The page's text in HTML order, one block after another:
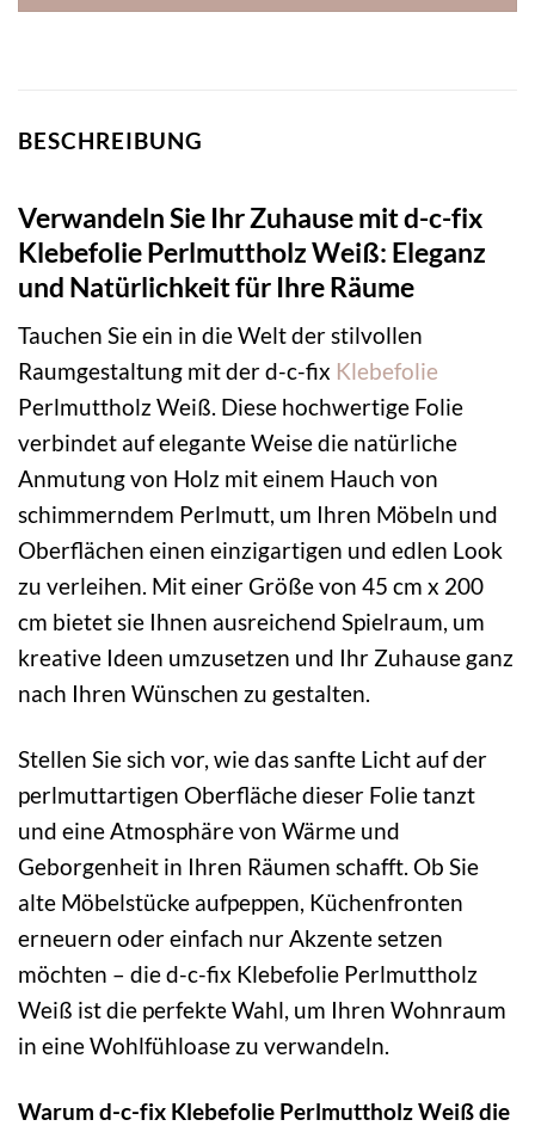
BESCHREIBUNG
Verwandeln Sie Ihr Zuhause mit d-c-fix
Klebefolie Perlmuttholz Weiß: Eleganz
und Natürlichkeit für Ihre Räume
Tauchen Sie ein in die Welt der stilvollen
Raumgestaltung mit der d-c-fix Klebefolie
Perlmuttholz Weiß. Diese hochwertige Folie
verbindet auf elegante Weise die natürliche
Anmutung von Holz mit einem Hauch von
schimmerndem Perlmutt, um Ihren Möbeln und
Oberflächen einen einzigartigen und edlen Look
zu verleihen. Mit einer Größe von 45 cm x 200
cm bietet sie Ihnen ausreichend Spielraum, um
kreative Ideen umzusetzen und Ihr Zuhause ganz
nach Ihren Wünschen zu gestalten.
Stellen Sie sich vor, wie das sanfte Licht auf der
perlmuttartigen Oberfläche dieser Folie tanzt
und eine Atmosphäre von Wärme und
Geborgenheit in Ihren Räumen schafft. Ob Sie
alte Möbelstücke aufpeppen, Küchenfronten
erneuern oder einfach nur Akzente setzen
möchten – die d-c-fix Klebefolie Perlmuttholz
Weiß ist die perfekte Wahl, um Ihren Wohnraum
in eine Wohlfühloase zu verwandeln.
Warum d-c-fix Klebefolie Perlmuttholz Weiß die